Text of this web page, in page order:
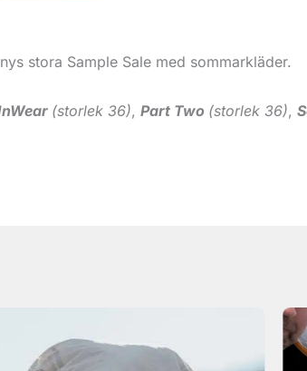
stora Sample Sale med sommarkläder.
(storlek 36), Part Two (storlek 36),